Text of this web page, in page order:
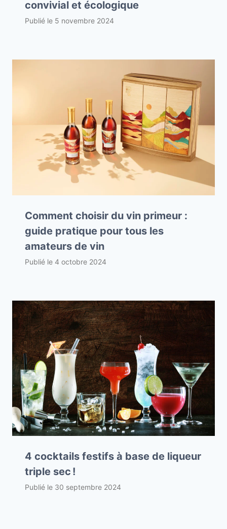
convivial et écologique
Publié le 5 novembre 2024
Comment choisir du vin primeur :
guide pratique pour tous les
amateurs de vin
Publié le 4 octobre 2024
4 cocktails festifs à base de liqueur
triple sec !
Publié le 30 septembre 2024